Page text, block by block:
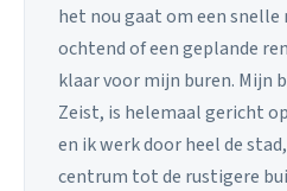
het nou gaat om een snelle
ochtend of een geplande
klaar voor mijn buren. Mijn
Zeist, is helemaal gericht
en ik werk door heel de
centrum tot de rustigere